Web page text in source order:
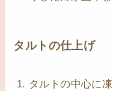
タルトの仕上げ
タルトの中心に